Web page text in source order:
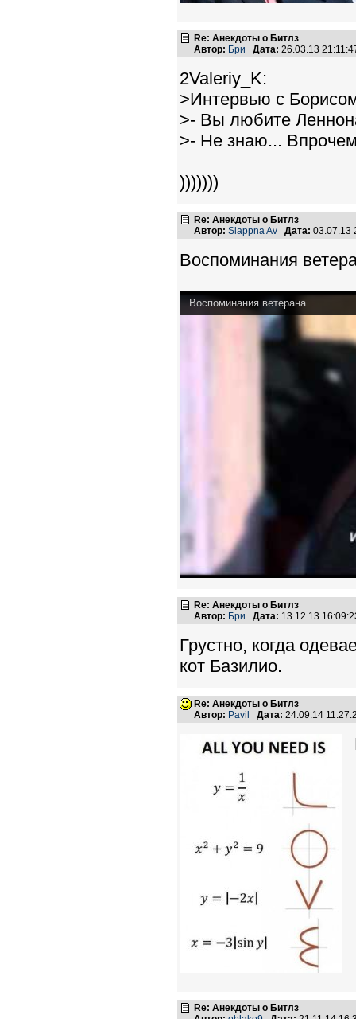
Re: Анекдоты о Битлз
Автор: Бри Дата: 26.03.13
2Valeriy_K:
>Интервью с
>- Вы любите
>- Hе знаю...
)))))))
Re: Анекдоты о Битлз
Автор: Slappna Av Дата:
Воспоминания
Воспоминания ветерана
Re: Анекдоты о Битлз
Автор: Бри Дата: 13.12.13
Грустно, когда
кот Базилио.
Re: Анекдоты о Битлз
Автор: Pavil Дата: 24.09.14
Re: Анекдоты о Битлз